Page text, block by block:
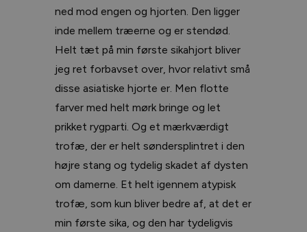
ned mod engen og hjorten. Den ligger
inde mellem træerne og er stendød.
Helt tæt på min første sikahjort bliver
jeg ret forbavset over, hvor relativt små
disse asiatiske hjorte er. Men flotte
farver med helt mørk bringe og let
prikket rygparti. Og et mærkværdigt
trofæ, der er helt søndersplintret i den
højre stang og tydelig skadet af dysten
om damerne. Et helt igennem atypisk
trofæ, som kun bliver bedre af, at det er
min første sika, og den har tydeligvis